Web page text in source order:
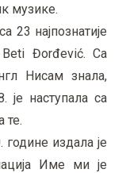
музике.
23 најпознатије
Đorđević. Са
Нисам знала,
је наступала са
те.
издала је
Име ми је